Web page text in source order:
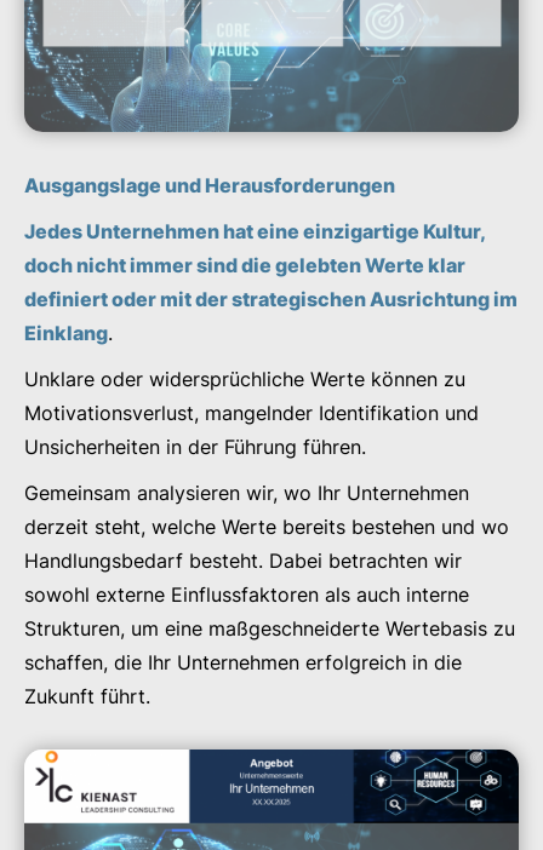
Ausgangslage und Herausforderungen
Jedes Unternehmen hat eine einzigartige Kultur,
doch nicht immer sind die gelebten Werte klar
definiert oder mit der strategischen Ausrichtung im
Einklang.
Unklare oder widersprüchliche Werte können zu
Motivationsverlust, mangelnder Identifikation und
Unsicherheiten in der Führung führen.
Gemeinsam analysieren wir, wo Ihr Unternehmen
derzeit steht, welche Werte bereits bestehen und wo
Handlungsbedarf besteht. Dabei betrachten wir
sowohl externe Einflussfaktoren als auch interne
Strukturen, um eine maßgeschneiderte Wertebasis zu
schaffen, die Ihr Unternehmen erfolgreich in die
Zukunft führt.